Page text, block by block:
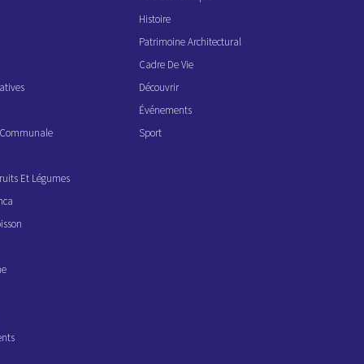
Et Légumes
Histoire
Patrimoine Architectural
Cadre De Vie
Découvrir
Événements
Sport